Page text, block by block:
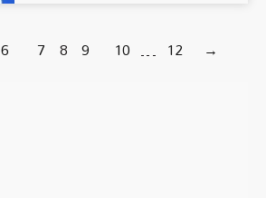
6 7 8 9 10 … 12 →